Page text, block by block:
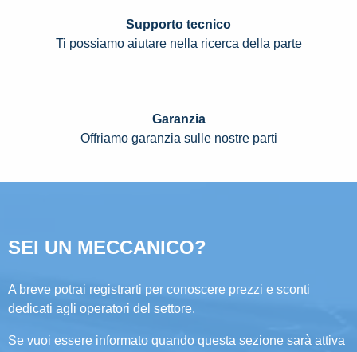
Supporto tecnico
Ti possiamo aiutare nella ricerca della parte
Garanzia
Offriamo garanzia sulle nostre parti
SEI UN MECCANICO?
A breve potrai registrarti per conoscere prezzi e sconti
dedicati agli operatori del settore.
Se vuoi essere informato quando questa sezione sarà attiva